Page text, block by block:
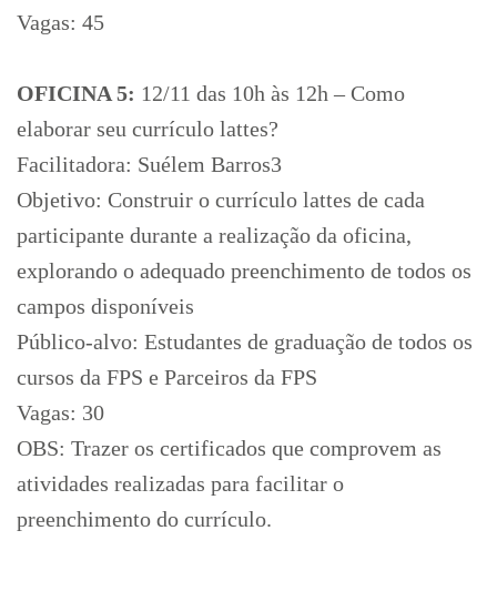
Vagas: 45
OFICINA 5: 12/11 das 10h às 12h – Como
elaborar seu currículo lattes?
Facilitadora: Suélem Barros3
Objetivo: Construir o currículo lattes de cada
participante durante a realização da oficina,
explorando o adequado preenchimento de todos os
campos disponíveis
Público-alvo: Estudantes de graduação de todos os
cursos da FPS e Parceiros da FPS
Vagas: 30
OBS: Trazer os certificados que comprovem as
atividades realizadas para facilitar o
preenchimento do currículo.